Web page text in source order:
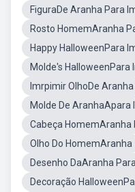
FiguraDe Aranha Para
Rosto HomemAranha
Happy HalloweenPara
Molde's HalloweenPara
Imrpimir OlhoDe Aranha
Molde De AranhaApara
Cabeça HomemAranha
Olho Do HomemAranha
Desenho DaAranha
Decoração